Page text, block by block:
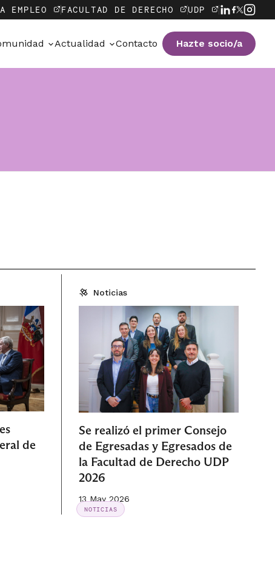
EMPLEO FACULTAD DE DERECHO UDP
Actualidad Contacto Hazte socio/a
de
Noticias
Se realizó el primer Consejo
de Egresadas y Egresados de
la Facultad de Derecho UDP
2026
13 May 2026
NOTICIAS